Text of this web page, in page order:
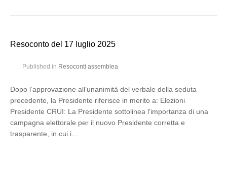
Resoconto del 17 luglio 2025
Published in Resoconti assemblea
Dopo l’approvazione all’unanimità del verbale della seduta
precedente, la Presidente riferisce in merito a: Elezioni
Presidente CRUI: La Presidente sottolinea l'importanza di una
campagna elettorale per il nuovo Presidente corretta e
trasparente, in cui i…